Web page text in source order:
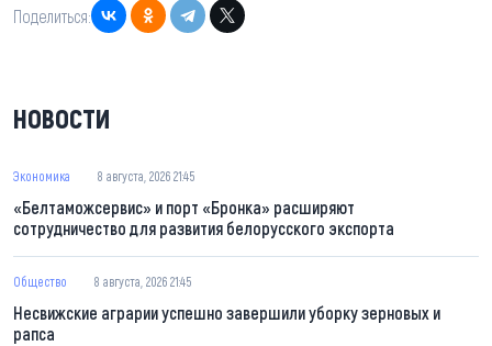
Поделиться:
НОВОСТИ
Экономика 8 августа, 2026 21:45
«Белтаможсервис» и порт «Бронка» расширяют
сотрудничество для развития белорусского экспорта
Общество 8 августа, 2026 21:45
Несвижские аграрии успешно завершили уборку зерновых и
рапса